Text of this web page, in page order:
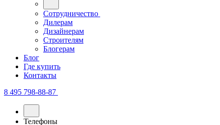
Сотрудничество
Дилерам
Дизайнерам
Строителям
Блогерам
Блог
Где купить
Контакты
8 495 798-88-87
Телефоны